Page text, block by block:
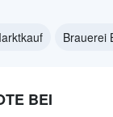
Brauerei
BEI